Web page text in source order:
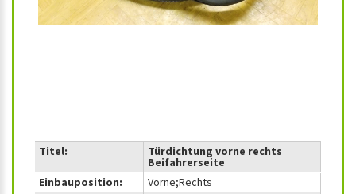
Titel: Türdichtung vorne rechts
Beifahrerseite
Einbauposition:
Vorne;Rechts